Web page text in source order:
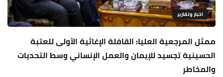
اخبار وتقارير
ممثل المرجعية العليا: القافلة الإغاثية الأولى للعتبة
الحسينية تجسيد للإيمان والعمل الإنساني وسط التحديات
والمخاطر